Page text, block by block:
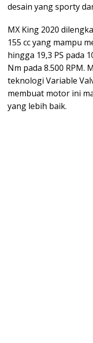
desain yang sporty
MX King 2020
155 cc yang mampu
hingga 19,3 PS pada
Nm pada 8.500 RPM.
teknologi Variable
membuat motor ini
yang lebih baik.